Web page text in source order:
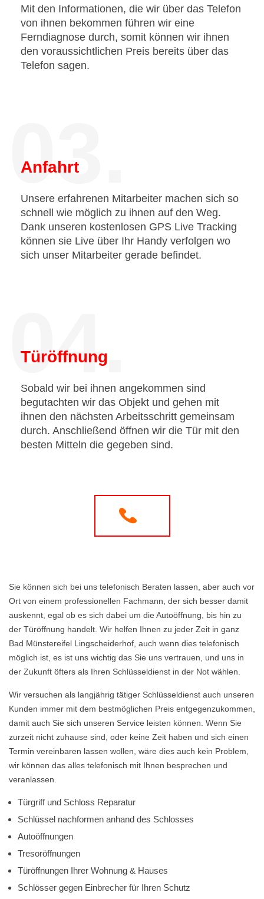
Mit den Informationen, die wir über das Telefon
von ihnen bekommen führen wir eine
Ferndiagnose durch, somit können wir ihnen
den voraussichtlichen Preis bereits über das
Telefon sagen.
03.
Anfahrt
Unsere erfahrenen Mitarbeiter machen sich so
schnell wie möglich zu ihnen auf den Weg.
Dank unseren kostenlosen GPS Live Tracking
können sie Live über Ihr Handy verfolgen wo
sich unser Mitarbeiter gerade befindet.
04.
Türöffnung
Sobald wir bei ihnen angekommen sind
begutachten wir das Objekt und gehen mit
ihnen den nächsten Arbeitsschritt gemeinsam
durch. Anschließend öffnen wir die Tür mit den
besten Mitteln die gegeben sind.
Sie können sich bei uns telefonisch Beraten lassen, aber auch vor
Ort von einem professionellen Fachmann, der sich besser damit
auskennt, egal ob es sich dabei um die Autoöffnung, bis hin zu
der Türöffnung handelt. Wir helfen Ihnen zu jeder Zeit in ganz
Bad Münstereifel Lingscheiderhof, auch wenn dies telefonisch
möglich ist, es ist uns wichtig das Sie uns vertrauen, und uns in
der Zukunft öfters als Ihren Schlüsseldienst in der Not wählen.
Wir versuchen als langjährig tätiger Schlüsseldienst auch unseren
Kunden immer mit dem bestmöglichen Preis entgegenzukommen,
damit auch Sie sich unseren Service leisten können. Wenn Sie
zurzeit nicht zuhause sind, oder keine Zeit haben und sich einen
Termin vereinbaren lassen wollen, wäre dies auch kein Problem,
wir können das alles telefonisch mit Ihnen besprechen und
veranlassen.
Türgriff und Schloss Reparatur
Schlüssel nachformen anhand des Schlosses
Autoöffnungen
Tresoröffnungen
Türöffnungen Ihrer Wohnung & Hauses
Schlösser gegen Einbrecher für Ihren Schutz